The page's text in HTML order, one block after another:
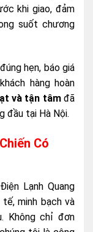
khi giao, đảm
suốt chương
hẹn, báo giá
hàng hoàn
và tận tâmđã
đầu tại Hà Nội.
Có
Lạnh Quang
minh bạch và
Không chỉ đơn